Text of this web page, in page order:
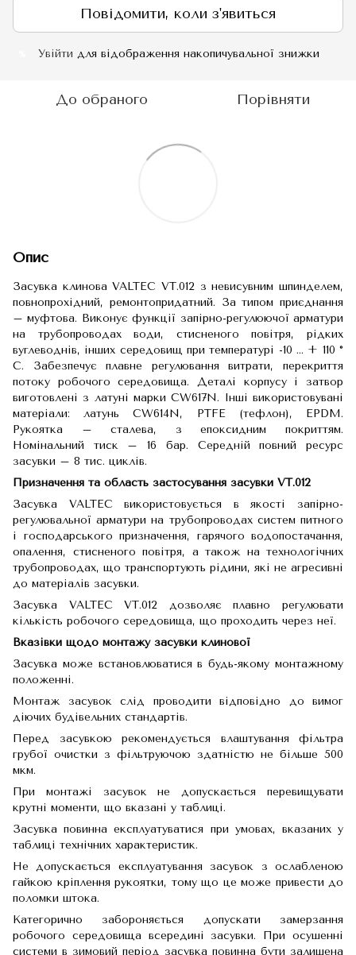
Повідомити, коли з'явиться
Увійти для відображення накопичувальної знижки
До обраного Порівняти
Опис
Засувка клинова VALTEC VT.012 з невисувним шпинделем,
повнопрохідний, ремонтопридатний. За типом приєднання
– муфтова. Виконує функції запірно-регулюючої арматури
на трубопроводах води, стисненого повітря, рідких
вуглеводнів, інших середовищ при температурі -10 … + 110 °
С. Забезпечує плавне регулювання витрати, перекриття
потоку робочого середовища. Деталі корпусу і затвор
виготовлені з латуні марки CW617N. Інші використовувані
матеріали: латунь CW614N, PTFE (тефлон), EPDM.
Рукоятка – сталева, з епоксидним покриттям.
Номінальний тиск – 16 бар. Середній повний ресурс
засувки – 8 тис. циклів.
Призначення та область застосування засувки VT.012
Засувка VALTEC використовується в якості запірно-
регулювальної арматури на трубопроводах систем питного
і господарського призначення, гарячого водопостачання,
опалення, стисненого повітря, а також на технологічних
трубопроводах, що транспортують рідини, які не агресивні
до матеріалів засувки.
Засувка VALTEC VT.012 дозволяє плавно регулювати
кількість робочого середовища, що проходить через неї.
Вказівки щодо монтажу засувки клинової
Засувка може встановлюватися в будь-якому монтажному
положенні.
Монтаж засувок слід проводити відповідно до вимог
діючих будівельних стандартів.
Перед засувкою рекомендується влаштування фільтра
грубої очистки з фільтруючою здатністю не більше 500
мкм.
При монтажі засувок не допускається перевищувати
крутні моменти, що вказані у таблиці.
Засувка повинна експлуатуватися при умовах, вказаних у
таблиці технічних характеристик.
Не допускається експлуатування засувок з ослабленою
гайкою кріплення рукоятки, тому що це може привести до
поломки штока.
Категорично забороняється допускати замерзання
робочого середовища всередині засувки. При осушенні
системи в зимовий період засувка повинна бути залишена